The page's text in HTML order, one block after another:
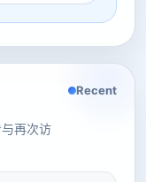
再次访
Recent